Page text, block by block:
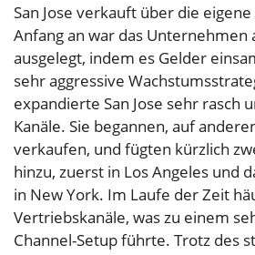
San Jose verkauft über die
Anfang an war das Unternehmen
ausgelegt, indem es Gelder
sehr aggressive
expandierte San Jose sehr rasch
Kanäle. Sie begannen, auf
verkaufen, und fügten kürzlich
hinzu, zuerst in Los Angeles und
in New York. Im Laufe der Zeit
Vertriebskanäle, was zu einem
Channel-Setup führte. Trotz des